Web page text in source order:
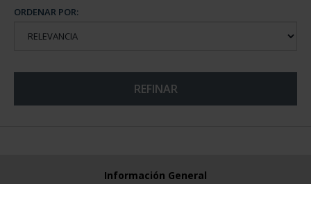
ORDENAR POR:
REFINAR
Información General